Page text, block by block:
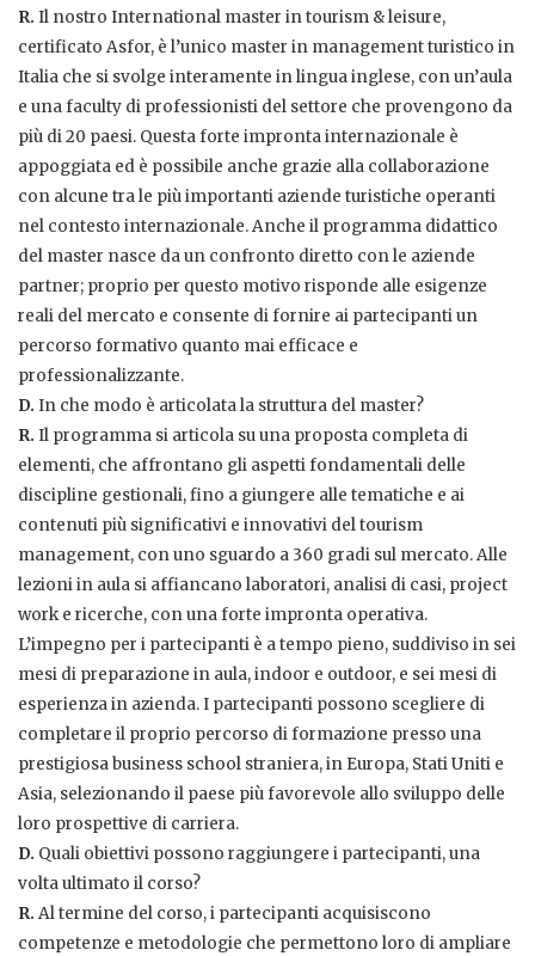
R. Il nostro International master in tourism & leisure,
certificato Asfor, è l’unico master in management turistico in
Italia che si svolge interamente in lingua inglese, con un’aula
e una faculty di professionisti del settore che provengono da
più di 20 paesi. Questa forte impronta internazionale è
appoggiata ed è possibile anche grazie alla collaborazione
con alcune tra le più importanti aziende turistiche operanti
nel contesto internazionale. Anche il programma didattico
del master nasce da un confronto diretto con le aziende
partner; proprio per questo motivo risponde alle esigenze
reali del mercato e consente di fornire ai partecipanti un
percorso formativo quanto mai efficace e
professionalizzante.
D. In che modo è articolata la struttura del master?
R. Il programma si articola su una proposta completa di
elementi, che affrontano gli aspetti fondamentali delle
discipline gestionali, fino a giungere alle tematiche e ai
contenuti più significativi e innovativi del tourism
management, con uno sguardo a 360 gradi sul mercato. Alle
lezioni in aula si affiancano laboratori, analisi di casi, project
work e ricerche, con una forte impronta operativa.
L’impegno per i partecipanti è a tempo pieno, suddiviso in sei
mesi di preparazione in aula, indoor e outdoor, e sei mesi di
esperienza in azienda. I partecipanti possono scegliere di
completare il proprio percorso di formazione presso una
prestigiosa business school straniera, in Europa, Stati Uniti e
Asia, selezionando il paese più favorevole allo sviluppo delle
loro prospettive di carriera.
D. Quali obiettivi possono raggiungere i partecipanti, una
volta ultimato il corso?
R. Al termine del corso, i partecipanti acquisiscono
competenze e metodologie che permettono loro di ampliare